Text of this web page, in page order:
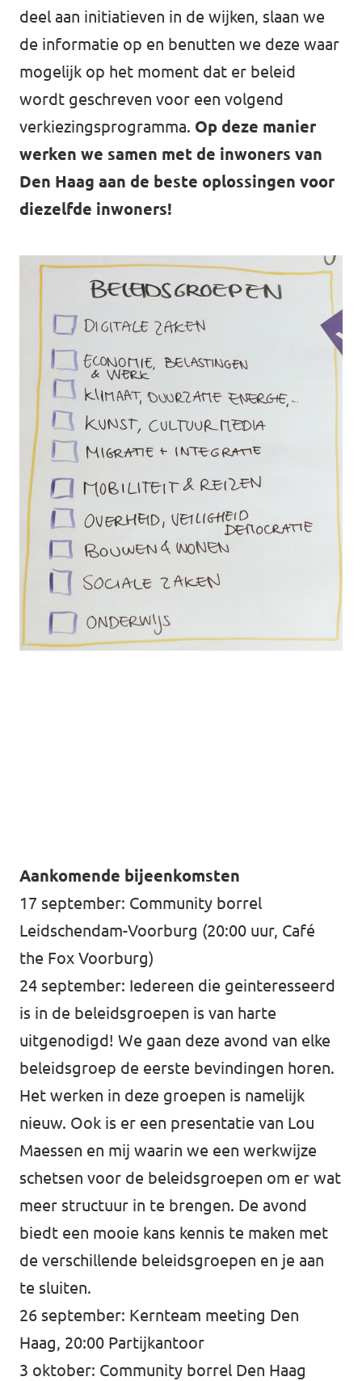
deel aan initiatieven in de wijken, slaan we
de informatie op en benutten we deze waar
mogelijk op het moment dat er beleid
wordt geschreven voor een volgend
verkiezingsprogramma. Op deze manier
werken we samen met de inwoners van
Den Haag aan de beste oplossingen voor
diezelfde inwoners!
Aankomende bijeenkomsten
17 september: Community borrel
Leidschendam-Voorburg (20:00 uur, Café
the Fox Voorburg)
24 september: Iedereen die geinteresseerd
is in de beleidsgroepen is van harte
uitgenodigd! We gaan deze avond van elke
beleidsgroep de eerste bevindingen horen.
Het werken in deze groepen is namelijk
nieuw. Ook is er een presentatie van Lou
Maessen en mij waarin we een werkwijze
schetsen voor de beleidsgroepen om er wat
meer structuur in te brengen. De avond
biedt een mooie kans kennis te maken met
de verschillende beleidsgroepen en je aan
te sluiten.
26 september: Kernteam meeting Den
Haag, 20:00 Partijkantoor
3 oktober: Community borrel Den Haag